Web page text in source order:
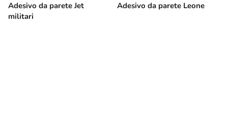
Adesivo da parete Jet
militari
Adesivo da parete Leone